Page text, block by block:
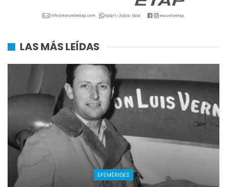
LAS MÁS LEÍDAS
EFEMÉRIDES